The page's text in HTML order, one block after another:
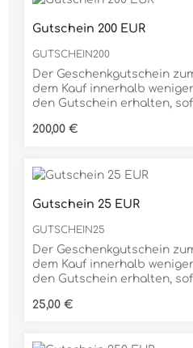
Gutschein 200 EUR
GUTSCHEIN200
Der Geschenkgutschein
dem Kauf innerhalb
den Gutschein erhalten,
unterschiedlichen
Regulärer Preis:
200,00 €
Gutschein 25 EUR
GUTSCHEIN25
Der Geschenkgutschein
dem Kauf innerhalb
den Gutschein erhalten, sofort ausdrucken und
unterschiedlichen
Regulärer Preis:
25,00 €